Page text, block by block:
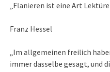
„Flanieren ist eine Art
Franz Hessel
„Im allgemeinen freilich
immer dasselbe gesagt, und